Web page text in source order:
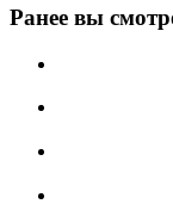
Ранее вы